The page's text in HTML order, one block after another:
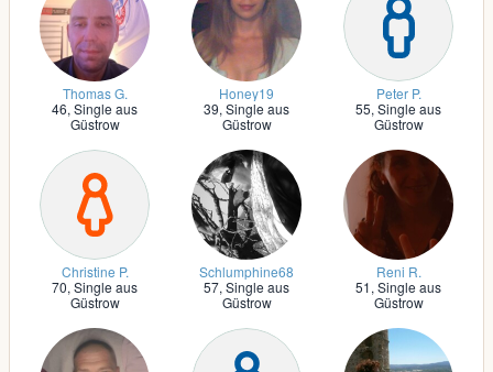
Thomas G.
46, Single aus
Güstrow
Honey19
39, Single aus
Güstrow
Peter P.
55, Single aus
Güstrow
Christine P.
70, Single aus
Güstrow
Schlumphine68
57, Single aus
Güstrow
Reni R.
51, Single aus
Güstrow